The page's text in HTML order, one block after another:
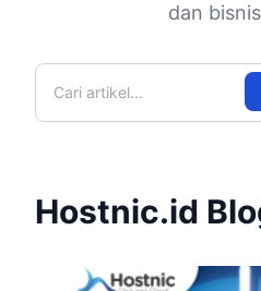
dan
Hostnic.id